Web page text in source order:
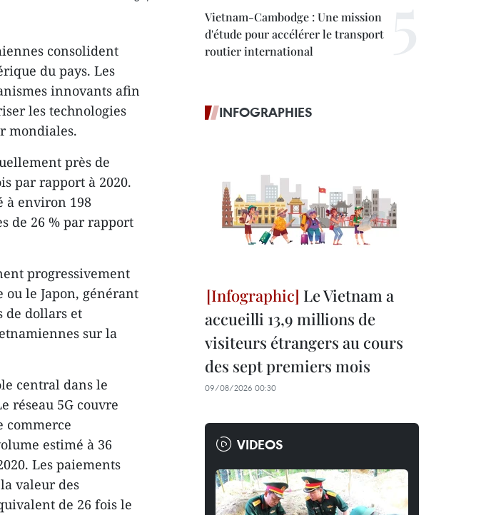
consolident
du pays. Les
innovants afin
les technologies
mondiales.
près de
par rapport à 2020.
à environ 198
de 26 % par rapport
progressivement
ou le Japon, générant
de dollars et
sur la
central dans le
réseau 5G couvre
commerce
estimé à 36
Les paiements
valeur des
de 26 fois le
Vietnam-Cambodge : Une mission
d'étude pour accélérer le transport
routier international
INFOGRAPHIES
Le Vietnam a
accueilli 13,9 millions de
visiteurs étrangers au cours
des sept premiers mois
09/08/2026 00:30
VIDEOS